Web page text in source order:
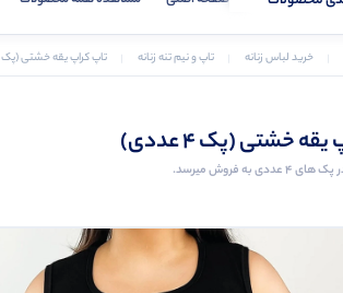
خرید لباس زنانه تاپ و نیم تنه زنانه تاپ کراپ یقه خشتی (پک 4 عددی)
خشتی (پک 4 عددی)
به فروش میرسد.